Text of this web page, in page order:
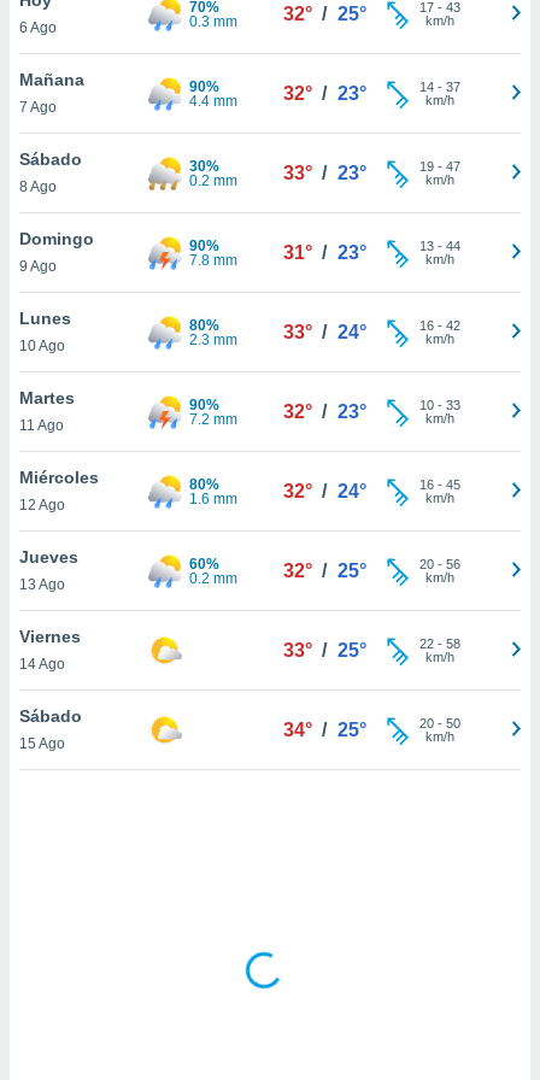
y
en
más
de
de
sitio
te
de que
sean
el sitio
6 Ago
70%
0.3 mm
32° / 25° 17- 43
km/h
Mañana
7 Ago
90%
4.4 mm
32° / 23° 14- 37
km/h
Sábado
8 Ago
30%
0.2 mm
33° / 23° 19- 47
km/h
Domingo
9 Ago
90%
7.8 mm
31° / 23° 13- 44
km/h
Lunes
10 Ago
80%
2.3 mm
33° / 24° 16- 42
km/h
Martes
11 Ago
90%
7.2 mm
32° / 23° 10- 33
km/h
Miércoles
12 Ago
80%
1.6 mm
32° / 24° 16- 45
km/h
Jueves
13 Ago
60%
0.2 mm
32° / 25° 20- 56
km/h
Viernes
14 Ago
33° / 25° 22- 58
km/h
Sábado
15 Ago
34° / 25° 20- 50
km/h